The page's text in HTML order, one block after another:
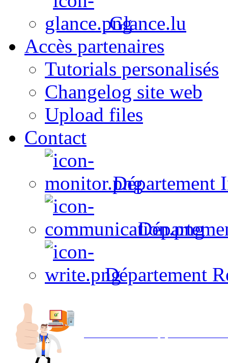
Glance.lu
Accès partenaires
Tutorials personalisés
Changelog site web
Upload files
Contact
Département
Département